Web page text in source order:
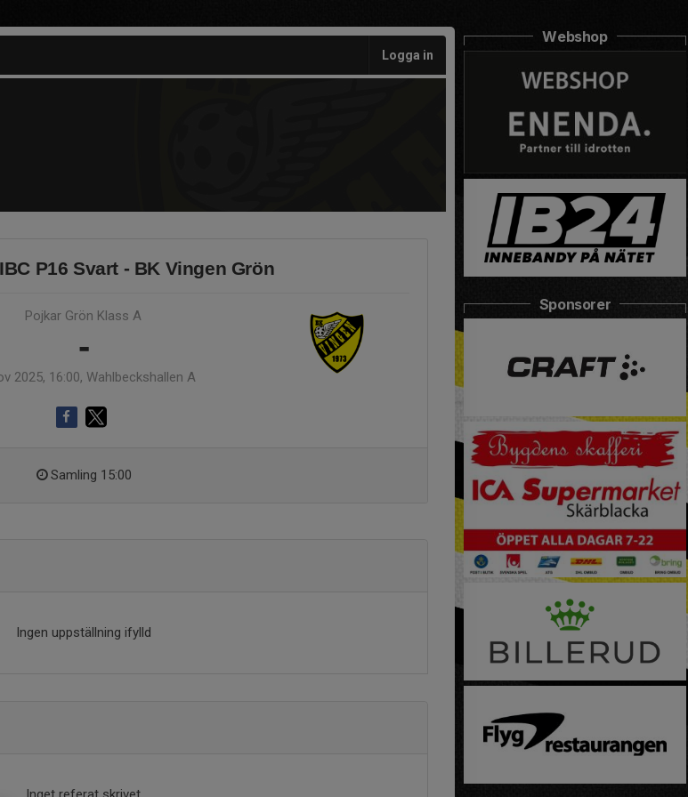
Logga in
P16 Svart - BK Vingen Grön
Pojkar Grön Klass A
-
2025, 16:00, Wahlbeckshallen A
Samling 15:00
Ingen uppställning ifylld
Webshop
Sponsorer